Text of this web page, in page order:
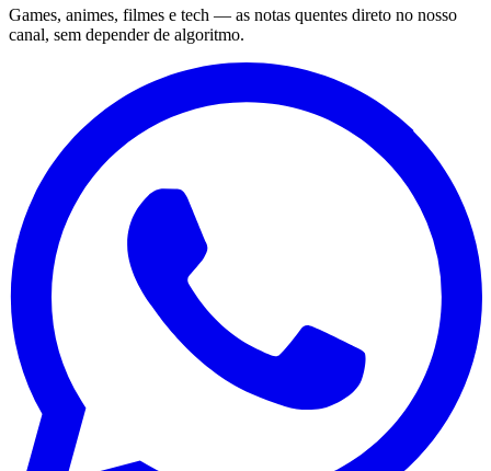
Games, animes, filmes e tech — as notas quentes direto no nosso
canal, sem depender de algoritmo.